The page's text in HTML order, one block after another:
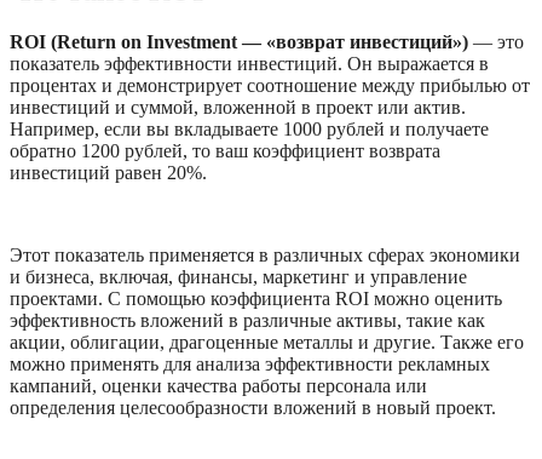
ROI (Return on Investment — «возврат инвестиций») — это
показатель эффективности инвестиций. Он выражается в
процентах и демонстрирует соотношение между прибылью от
инвестиций и суммой, вложенной в проект или актив.
Например, если вы вкладываете 1000 рублей и получаете
обратно 1200 рублей, то ваш коэффициент возврата
инвестиций равен 20%.
Этот показатель применяется в различных сферах экономики
и бизнеса, включая, финансы, маркетинг и управление
проектами. С помощью коэффициента ROI можно оценить
эффективность вложений в различные активы, такие как
акции, облигации, драгоценные металлы и другие. Также его
можно применять для анализа эффективности рекламных
кампаний, оценки качества работы персонала или
определения целесообразности вложений в новый проект.